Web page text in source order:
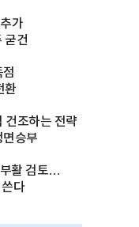
가
굳건
환
건조하는 전략
승부
활 검토…
다